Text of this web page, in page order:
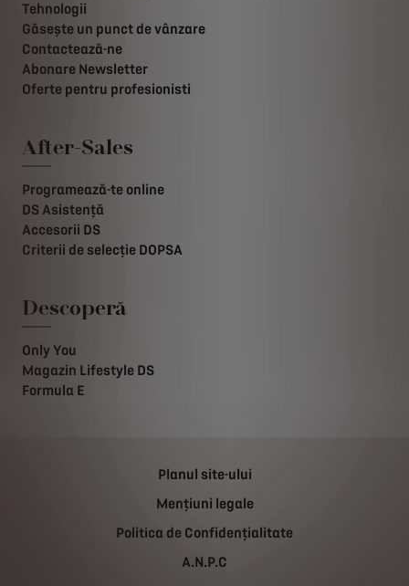
Tehnologii
Găsește un punct de vânzare
Contactează-ne
Abonare Newsletter
Oferte pentru profesionisti
After-Sales
Programează-te online
DS Asistență
Accesorii DS
Criterii de selecție DOPSA
Descoperă
Only You
Magazin Lifestyle DS
Formula E
Planul site-ului
Mențiuni legale
Politica de Confidențialitate
A.N.P.C